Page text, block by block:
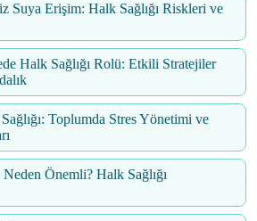
Suya Erişim: Halk Sağlığı Riskleri ve
Halk Sağlığı Rolü: Etkili Stratejiler
Toplumda Stres Yönetimi ve
Neden Önemli? Halk Sağlığı